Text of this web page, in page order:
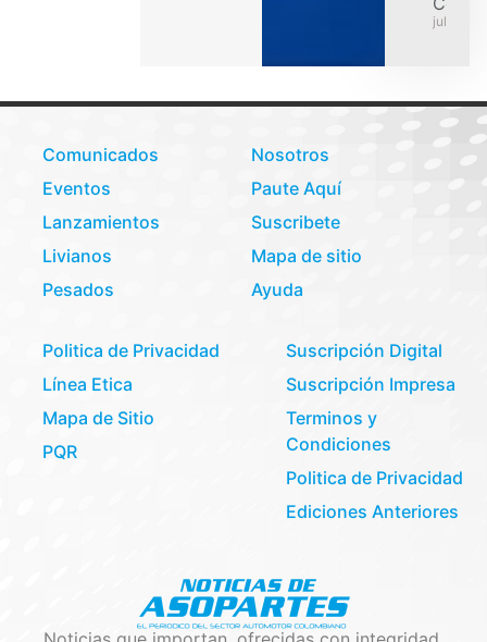
julio 31,
Comunicados
Eventos
Lanzamientos
Livianos
Pesados
Nosotros
Paute Aquí
Suscribete
Mapa de sitio
Ayuda
Politica de Privacidad
Línea Etica
Mapa de Sitio
PQR
Suscripción Digital
Suscripción Impresa
Terminos y
Condiciones
Politica de Privacidad
Ediciones Anteriores